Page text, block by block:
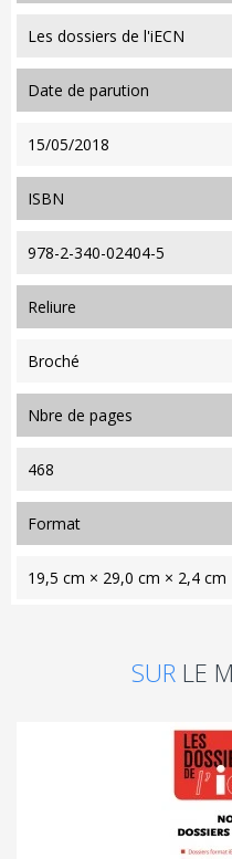
Les dossiers de l'iECN
date de parution
15/05/2018
ISBN
978-2-340-02404-5
reliure
Broché
nbre de pages
468
format
19,5 cm × 29,0 cm × 2,4 cm
SUR LE